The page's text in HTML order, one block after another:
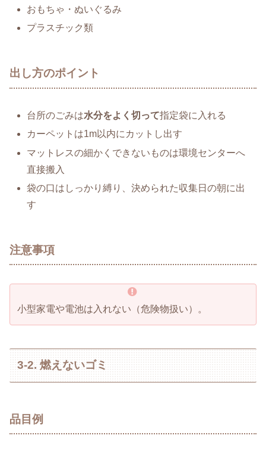
おもちゃ・ぬいぐるみ
プラスチック類
出し方のポイント
台所のごみは水分をよく切って指定袋に入れる
カーペットは1m以内にカットし出す
マットレスの細かくできないものは環境センターへ
直接搬入
袋の口はしっかり縛り、決められた収集日の朝に出
す
注意事項
小型家電や電池は入れない（危険物扱い）。
3-2. 燃えないゴミ
品目例